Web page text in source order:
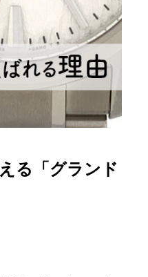
る「グランド